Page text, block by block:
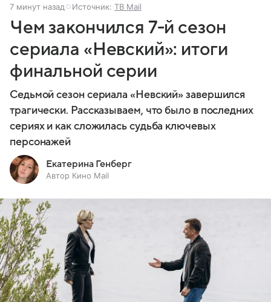
7 минут назад Источник: ТВ Mail
Чем закончился 7-й сезон
сериала «Невский»: итоги
финальной серии
Седьмой сезон сериала «Невский» завершился
трагически. Рассказываем, что было в последних
сериях и как сложилась судьба ключевых
персонажей
Екатерина Генберг
Автор Кино Mail